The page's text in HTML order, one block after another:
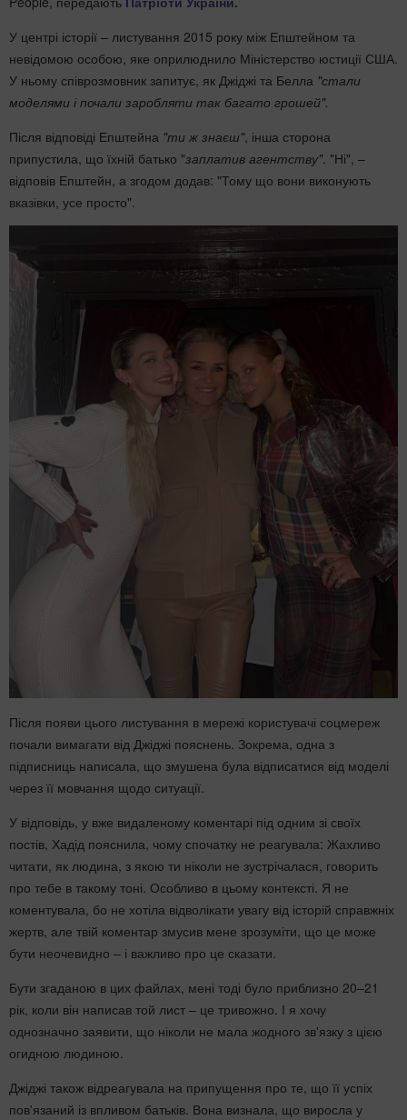
У центрі історії – листування 2015 року між Епштейном та
невідомою особою, яке оприлюднило Міністерство юстиції США.
У ньому співрозмовник запитує, як Джіджі та Белла "стали
моделями і почали заробляти так багато грошей".
Після відповіді Епштейна "ти ж знаєш", інша сторона
припустила, що їхній батько "заплатив агентству". "Ні", –
відповів Епштейн, а згодом додав: "Тому що вони виконують
вказівки, усе просто".
Після появи цього листування в мережі користувачі соцмереж
почали вимагати від Джіджі пояснень. Зокрема, одна з
підписниць написала, що змушена була відписатися від моделі
через її мовчання щодо ситуації.
У відповідь, у вже видаленому коментарі під одним зі своїх
постів, Хадід пояснила, чому спочатку не реагувала: Жахливо
читати, як людина, з якою ти ніколи не зустрічалася, говорить
про тебе в такому тоні. Особливо в цьому контексті. Я не
коментувала, бо не хотіла відволікати увагу від історій справжніх
жертв, але твій коментар змусив мене зрозуміти, що це може
бути неочевидно – і важливо про це сказати.
Бути згаданою в цих файлах, мені тоді було приблизно 20–21
рік, коли він написав той лист – це тривожно. І я хочу
однозначно заявити, що ніколи не мала жодного зв'язку з цією
огидною людиною.
Джіджі також відреагувала на припущення про те, що її успіх
пов'язаний із впливом батьків. Вона визнала, що виросла у